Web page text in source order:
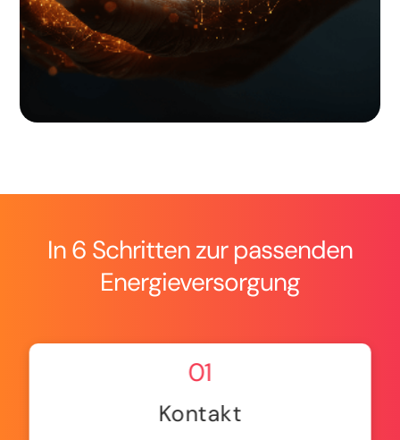
In 6 Schritten zur passenden
Energieversorgung
01
Kontakt